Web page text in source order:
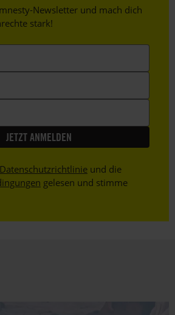
Newsletter und mach dich
stark!
Datenschutzrichtlinie und die
gelesen und stimme